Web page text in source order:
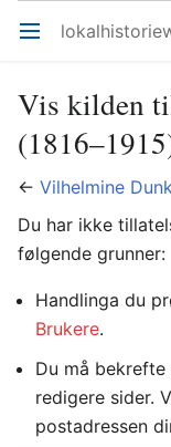
Åpne hovedmenyen
Vis kilden
← Vilhelmine
Du har ikke
følgende grunner:
Handlinga du
Brukere.
Du må
redigere sider.
postadressen